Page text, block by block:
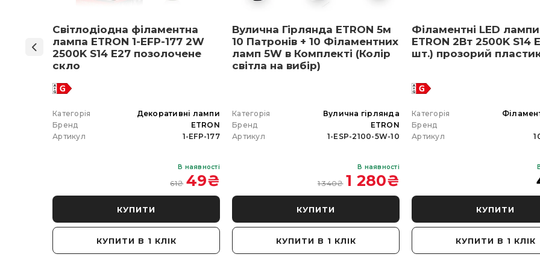
Світлодіодна філаментна
лампа ETRON 1-EFP-177 2W
2500K S14 E27 позолочене
скло
Категорія
Декоративні лампи
Бренд
ETRON
Артикул
1-EFP-177
В наявності
61₴ 49₴
КУПИТИ
КУПИТИ В 1 КЛІК
Вулична Гірлянда ETRON 5м
10 Патронів + 10 Філаментних
ламп 5W в Комплекті (Колір
світла на вибір)
Категорія
Вулична гірлянда
Бренд
ETRON
Артикул
1-ESP-2100-5W-10
В наявності
1 340₴ 1 280₴
КУПИТИ
КУПИТИ В 1 КЛІК
Філаментні LED лампи
ETRON 2Вт 2500K S14
шт.) прозорий
Категорія
Бренд
Артикул
КУПИТИ
КУПИТИ В 1 КЛІК